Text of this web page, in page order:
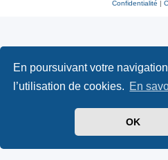
En poursuivant votre
l’utilisation de cookies. En
OK
Confidentialité